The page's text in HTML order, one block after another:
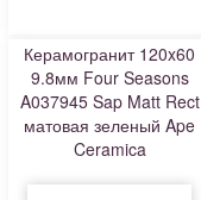
Керамогранит 120x60
9.8мм Four Seasons
A037945 Sap Matt Rect
матовая зеленый Ape
Ceramica